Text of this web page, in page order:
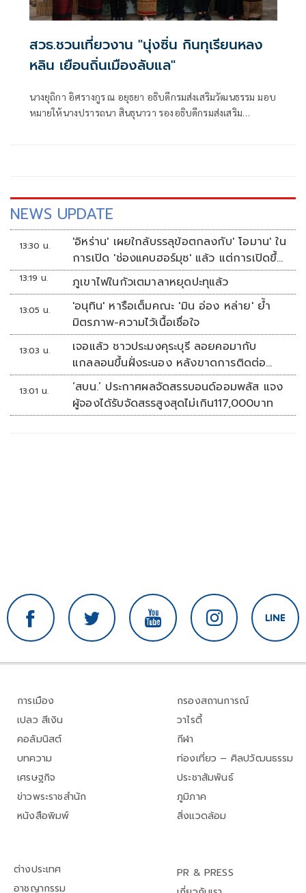
สวธ.ชวนเที่ยวงาน "นุ่งซิ่น กินทุเรียนหลง
หลิน เยือนถิ่นเมืองลับแล"
นางยุถิกา อิศรางกูร ณ อยุธยา อธิบดีกรมส่งเสริมวัฒนธรรม มอบ
หมายให้นางปรารถนา สินธุนาวา รองอธิบดีกรมส่งเสริม
NEWS UPDATE
13:30 น.
'อิหร่าน' เผยใกล้บรรลุข้อตกลงกับ' โอมาน' ใน
การเปิด 'ช่องแคบฮอร์มุซ' แล้ว แต่การเปิดขึ้น
อยู่กับสหรัฐฯ
13:19 น. ภูเขาไฟในกัวเตมาลาหยุดปะทุแล้ว
13:05 น.
'อนุทิน' หารือเต็มคณะ 'มิน อ่อง หล่าย' ย้ำ
มิตรภาพ-ความไว้เนื้อเชื่อใจ
13:03 น.
เจอแล้ว ชาวประมงคุระบุรี ลอยคอมากับ
แกลลอนขึ้นฝั่งระนอง หลังขาดการติดต่อ
หลายวัน
13:01 น.
‘สบน.’ ประกาศผลจัดสรรบอนด์ออมพลัส แจง
ผู้จองได้รับจัดสรรสูงสุดไม่เกิน117,000บาท
การเมือง
เปลว สีเงิน
คอลัมนิสต์
บทความ
เศรษฐกิจ
ข่าวพระราชสำนัก
หนังสือพิมพ์
กรองสถานการณ์
วาไรตี้
กีฬา
ท่องเที่ยว – ศิลปวัฒนธรรม
ประชาสัมพันธ์
ภูมิภาค
สิ่งแวดล้อม
ต่างประเทศ
อาชญากรรม
PR & PRESS